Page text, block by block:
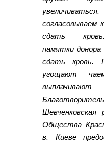
согласовываем
сдать
памятки
сдать кровь.
угощают
Шевченковская
Общества
в. Киеве